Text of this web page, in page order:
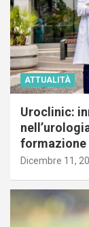
ATTUALITÀ
Uroclinic:
formazione
Dicembre 11,